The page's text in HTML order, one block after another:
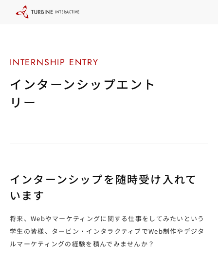
インターンシップエント
リー
インターンシップを随時受け入れて
います
将来、Webやマーケティングに関する仕事をしてみたいという
学生の皆様、タービン・インタラクティブでWeb制作やデジタ
ルマーケティングの経験を積んでみませんか？